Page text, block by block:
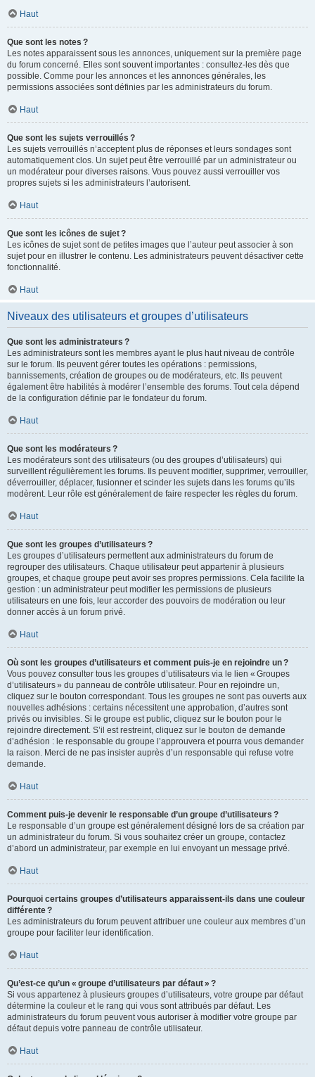
Haut
Que sont les notes ?
Les notes apparaissent sous les annonces, uniquement sur la première page
du forum concerné. Elles sont souvent importantes : consultez-les dès que
possible. Comme pour les annonces et les annonces générales, les
permissions associées sont définies par les administrateurs du forum.
Haut
Que sont les sujets verrouillés ?
Les sujets verrouillés n’acceptent plus de réponses et leurs sondages sont
automatiquement clos. Un sujet peut être verrouillé par un administrateur ou
un modérateur pour diverses raisons. Vous pouvez aussi verrouiller vos
propres sujets si les administrateurs l’autorisent.
Haut
Que sont les icônes de sujet ?
Les icônes de sujet sont de petites images que l’auteur peut associer à son
sujet pour en illustrer le contenu. Les administrateurs peuvent désactiver cette
fonctionnalité.
Haut
Niveaux des utilisateurs et groupes d’utilisateurs
Que sont les administrateurs ?
Les administrateurs sont les membres ayant le plus haut niveau de contrôle
sur le forum. Ils peuvent gérer toutes les opérations : permissions,
bannissements, création de groupes ou de modérateurs, etc. Ils peuvent
également être habilités à modérer l’ensemble des forums. Tout cela dépend
de la configuration définie par le fondateur du forum.
Haut
Que sont les modérateurs ?
Les modérateurs sont des utilisateurs (ou des groupes d’utilisateurs) qui
surveillent régulièrement les forums. Ils peuvent modifier, supprimer, verrouiller,
déverrouiller, déplacer, fusionner et scinder les sujets dans les forums qu’ils
modèrent. Leur rôle est généralement de faire respecter les règles du forum.
Haut
Que sont les groupes d’utilisateurs ?
Les groupes d’utilisateurs permettent aux administrateurs du forum de
regrouper des utilisateurs. Chaque utilisateur peut appartenir à plusieurs
groupes, et chaque groupe peut avoir ses propres permissions. Cela facilite la
gestion : un administrateur peut modifier les permissions de plusieurs
utilisateurs en une fois, leur accorder des pouvoirs de modération ou leur
donner accès à un forum privé.
Haut
Où sont les groupes d’utilisateurs et comment puis-je en rejoindre un ?
Vous pouvez consulter tous les groupes d’utilisateurs via le lien « Groupes
d’utilisateurs » du panneau de contrôle utilisateur. Pour en rejoindre un,
cliquez sur le bouton correspondant. Tous les groupes ne sont pas ouverts aux
nouvelles adhésions : certains nécessitent une approbation, d’autres sont
privés ou invisibles. Si le groupe est public, cliquez sur le bouton pour le
rejoindre directement. S’il est restreint, cliquez sur le bouton de demande
d’adhésion : le responsable du groupe l’approuvera et pourra vous demander
la raison. Merci de ne pas insister auprès d’un responsable qui refuse votre
demande.
Haut
Comment puis-je devenir le responsable d’un groupe d’utilisateurs ?
Le responsable d’un groupe est généralement désigné lors de sa création par
un administrateur du forum. Si vous souhaitez créer un groupe, contactez
d’abord un administrateur, par exemple en lui envoyant un message privé.
Haut
Pourquoi certains groupes d’utilisateurs apparaissent-ils dans une couleur
différente ?
Les administrateurs du forum peuvent attribuer une couleur aux membres d’un
groupe pour faciliter leur identification.
Haut
Qu’est-ce qu’un « groupe d’utilisateurs par défaut » ?
Si vous appartenez à plusieurs groupes d’utilisateurs, votre groupe par défaut
détermine la couleur et le rang qui vous sont attribués par défaut. Les
administrateurs du forum peuvent vous autoriser à modifier votre groupe par
défaut depuis votre panneau de contrôle utilisateur.
Haut